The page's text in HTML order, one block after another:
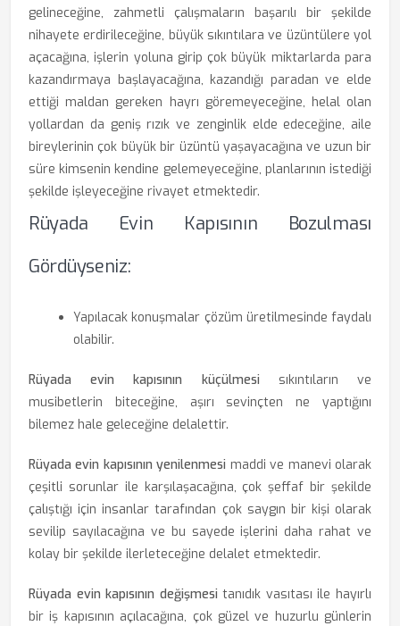
gelineceğine, zahmetli çalışmaların başarılı bir şekilde
nihayete erdirileceğine, büyük sıkıntılara ve üzüntülere yol
açacağına, işlerin yoluna girip çok büyük miktarlarda para
kazandırmaya başlayacağına, kazandığı paradan ve elde
ettiği maldan gereken hayrı göremeyeceğine, helal olan
yollardan da geniş rızık ve zenginlik elde edeceğine, aile
bireylerinin çok büyük bir üzüntü yaşayacağına ve uzun bir
süre kimsenin kendine gelemeyeceğine, planlarının istediği
şekilde işleyeceğine rivayet etmektedir.
Rüyada Evin Kapısının Bozulması
Gördüyseniz:
Yapılacak konuşmalar çözüm üretilmesinde faydalı
olabilir.
Rüyada evin kapısının küçülmesi sıkıntıların ve
musibetlerin biteceğine, aşırı sevinçten ne yaptığını
bilemez hale geleceğine delalettir.
Rüyada evin kapısının yenilenmesi maddi ve manevi olarak
çeşitli sorunlar ile karşılaşacağına, çok şeffaf bir şekilde
çalıştığı için insanlar tarafından çok saygın bir kişi olarak
sevilip sayılacağına ve bu sayede işlerini daha rahat ve
kolay bir şekilde ilerleteceğine delalet etmektedir.
Rüyada evin kapısının değişmesi tanıdık vasıtası ile hayırlı
bir iş kapısının açılacağına, çok güzel ve huzurlu günlerin